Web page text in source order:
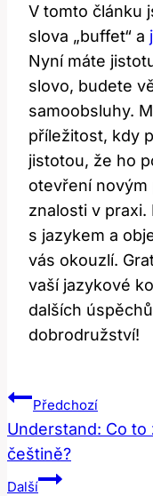
V tomto článku
slova „buffet“ a
Nyní máte
slovo, budete
samoobsluhy.
příležitost, kdy
jistotou, že ho
otevření novým
znalosti v
s jazykem a
vás okouzlí.
vaší jazykové
dalších
dobrodružství!
Navigace
Pro
Příspěvek
Předchozí
Understand: Co
češtině?
Další